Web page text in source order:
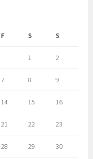
F S S
1 2
7 8 9
14 15 16
21 22 23
28 29 30